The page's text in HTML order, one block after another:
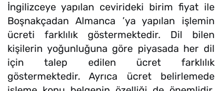
İngilizceye yapılan cevirideki birim fiyat ile
Boşnakçadan Almanca ’ya yapılan işlemin
ücreti farklılık göstermektedir. Dil bilen
kişilerin yoğunluğuna göre piyasada her dil
için talep edilen ücret farklılık
göstermektedir. Ayrıca ücret belirlemede